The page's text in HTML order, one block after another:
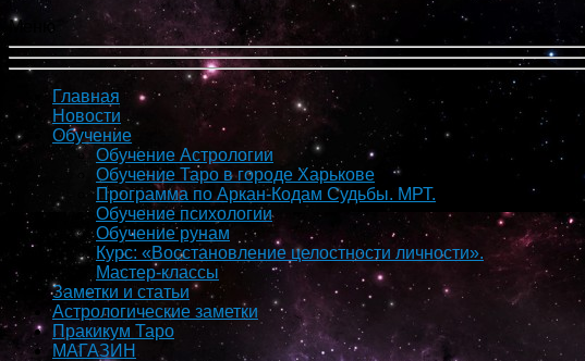
Меню
Главная
Новости
Обучение
Обучение Астрологии
Обучение Таро в городе Харькове
Программа по Аркан-Кодам Судьбы. МРТ.
Обучение психологии
Обучение рунам
Курс: «Восстановление целостности личности».
Мастер-классы
Заметки и статьи
Астрологические заметки
Пракикум Таро
МАГАЗИН